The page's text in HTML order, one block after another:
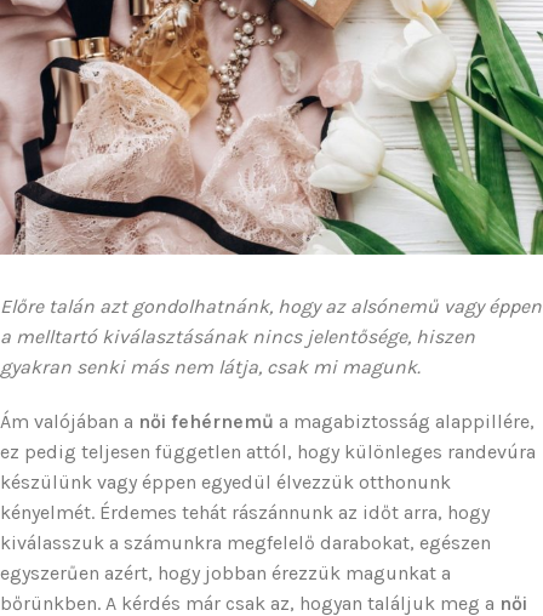
Előre talán azt gondolhatnánk, hogy az alsónemű vagy éppen
a melltartó kiválasztásának nincs jelentősége, hiszen
gyakran senki más nem látja, csak mi magunk.
Ám valójában a női fehérnemű a magabiztosság alappillére,
ez pedig teljesen független attól, hogy különleges randevúra
készülünk vagy éppen egyedül élvezzük otthonunk
kényelmét. Érdemes tehát rászánnunk az időt arra, hogy
kiválasszuk a számunkra megfelelő darabokat, egészen
egyszerűen azért, hogy jobban érezzük magunkat a
bőrünkben. A kérdés már csak az, hogyan találjuk meg a női